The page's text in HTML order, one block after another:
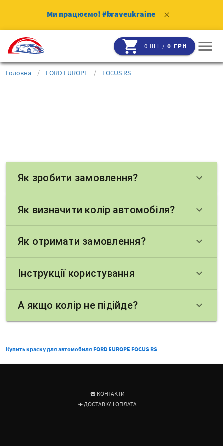
Ми працюємо! #braveukraine clear
shopping_cart 0 ШТ /0 ГРН menu
Головна / FORD EUROPE / FOCUS RS
Як зробити замовлення? keyboard_arrow_down
Як визначити колір автомобіля? keyboard_arrow_down
Як отримати замовлення? keyboard_arrow_down
Інструкції користування keyboard_arrow_down
А якщо колір не підійде? keyboard_arrow_down
Купить краску для автомобиля FORD EUROPE FOCUS RS
☎️ КОНТАКТИ
✈️ ДОСТАВКА І ОПЛАТА